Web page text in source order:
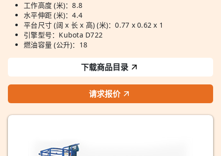
工作高度 (米)：8.8
水平伸距 (米)：4.4
平台尺寸 (阔 x 长 x 高) (米)：0.77 x 0.62 x 1
引擎型号：Kubota D722
燃油容量 (公升)：18
下载商品目录
请求报价